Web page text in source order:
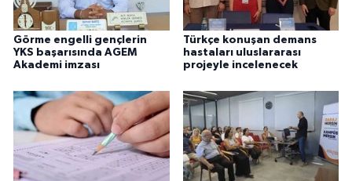
Görme engelli gençlerin
YKS başarısında AGEM
Akademi imzası
Türkçe konuşan demans
hastaları uluslararası
projeyle incelenecek